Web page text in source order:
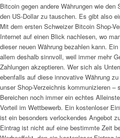
Bitcoin gegen andere Währungen wie
den US-Dollar zu tauschen. Es gibt also
Mit dem ersten Schweizer Bitcoin Shop-
Internet auf einen Blick nachlesen, wo
dieser neuen Währung bezahlen kann.
allem deshalb sinnvoll, weil immer mehr
Zahlungen akzeptieren. Wer sich als
ebenfalls auf diese innovative Währung
unser Shop-Verzeichnis kommunizieren
Bereichen noch immer ein echtes
Vorteil im Wettbewerb. Ein kostenloser
ist ein besonders verlockendes Angebot
Eintrag ist nicht auf eine bestimmte Zeit